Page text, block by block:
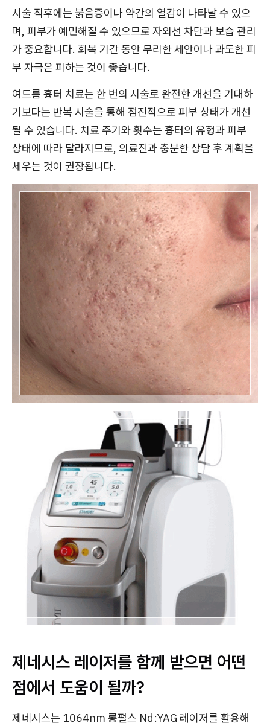
시술 직후에는 붉음증이나 약간의 열감이 나타날 수 있으
며, 피부가 예민해질 수 있으므로 자외선 차단과 보습 관리
가 중요합니다. 회복 기간 동안 무리한 세안이나 과도한 피
부 자극은 피하는 것이 좋습니다.
여드름 흉터 치료는 한 번의 시술로 완전한 개선을 기대하
기보다는 반복 시술을 통해 점진적으로 피부 상태가 개선
될 수 있습니다. 치료 주기와 횟수는 흉터의 유형과 피부
상태에 따라 달라지므로, 의료진과 충분한 상담 후 계획을
세우는 것이 권장됩니다.
제네시스 레이저를 함께 받으면 어떤
점에서 도움이 될까?
제네시스는 1064nm 롱펄스 Nd:YAG 레이저를 활용해